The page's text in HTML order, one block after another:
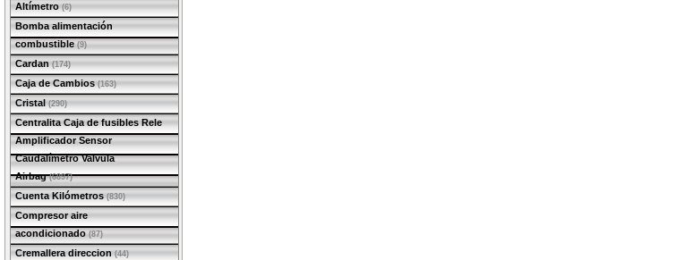
Altímetro (6)
Bomba alimentación
combustible(9)
Cardan (174)
Caja de Cambios (163)
Cristal (290)
Centralita Caja de fusibles Rele
Amplificador Sensor
Caudalímetro Valvula
Airbag(6897)
Cuenta Kilómetros (830)
Compresor aire
acondicionado(87)
Cremallera direccion (44)